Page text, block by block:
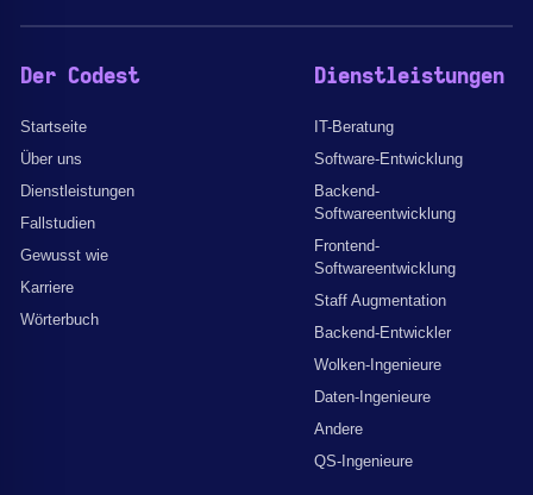
Der Codest
Startseite
Über uns
Dienstleistungen
Fallstudien
Gewusst wie
Karriere
Wörterbuch
Dienstleistungen
IT-Beratung
Software-Entwicklung
Backend-
Softwareentwicklung
Frontend-
Softwareentwicklung
Staff Augmentation
Backend-Entwickler
Wolken-Ingenieure
Daten-Ingenieure
Andere
QS-Ingenieure